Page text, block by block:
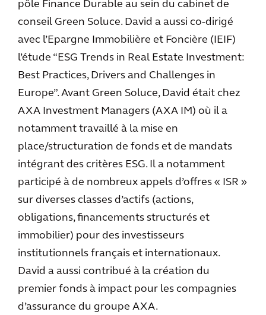
pôle Finance Durable au sein du cabinet de
conseil Green Soluce. David a aussi co-dirigé
avec l’Epargne Immobilière et Foncière (IEIF)
l’étude “ESG Trends in Real Estate Investment:
Best Practices, Drivers and Challenges in
Europe”. Avant Green Soluce, David était chez
AXA Investment Managers (AXA IM) où il a
notamment travaillé à la mise en
place/structuration de fonds et de mandats
intégrant des critères ESG. Il a notamment
participé à de nombreux appels d’offres « ISR »
sur diverses classes d’actifs (actions,
obligations, financements structurés et
immobilier) pour des investisseurs
institutionnels français et internationaux.
David a aussi contribué à la création du
premier fonds à impact pour les compagnies
d’assurance du groupe AXA.